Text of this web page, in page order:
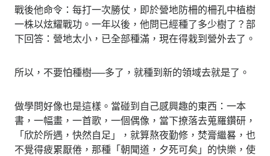
戰後他命令：每打一次勝仗，即於營地防柵的柵孔中植樹
一株以炫耀戰功。一年以後，他問已經種了多少樹了？部
下回答：營地太小，已全部種滿，現在得栽到營外去了。
所以，不要怕種樹──多了，就種到新的領域去就是了。
做學問好像也是這樣。當碰到自己感興趣的東西：一本
書，一幅畫，一首歌，一個偶像，當下撩落去蒐羅鑽研，
「欣於所遇，快然自足」，就算熬夜勤修，焚膏繼晷，也
不覺得疲累厭倦，那種「朝聞道，夕死可矣」的快樂，使